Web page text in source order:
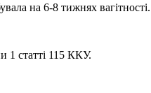
на 6-8 тижнях вагітності.
1 статті 115 ККУ.